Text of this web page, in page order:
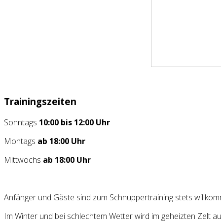
Trainingszeiten
Sonntags 10:00 bis 12:00 Uhr
Montags ab 18:00 Uhr
Mittwochs ab 18:00 Uhr
Anfänger und Gäste sind zum Schnuppertraining stets
Im Winter und bei schlechtem Wetter wird im geheizten Zelt